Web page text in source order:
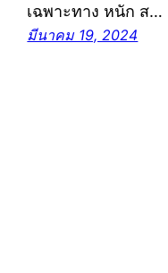
เฉพาะทาง หนัก ส…
มีนาคม 19, 2024